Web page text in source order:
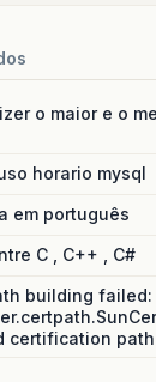
o maior e o
horario mysql
em português
C , C++ , C#
building failed:
certification